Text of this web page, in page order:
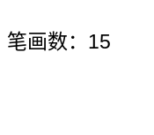
笔画数：15